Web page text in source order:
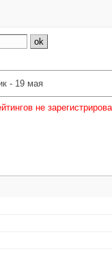
- 19 мая
не